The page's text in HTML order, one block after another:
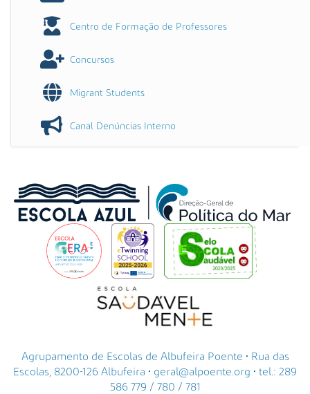
Centro de Formação de Professores
Concursos
Migrant Students
Canal Denúncias Interno
Agrupamento de Escolas de Albufeira Poente • Rua das
Escolas, 8200-126 Albufeira • geral@alpoente.org • tel.: 289
586 779 / 780 / 781